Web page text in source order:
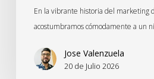
En la vibrante historia del marketing
acostumbramos cómodamente a un
Jose Valenzuela
20 de Julio 2026